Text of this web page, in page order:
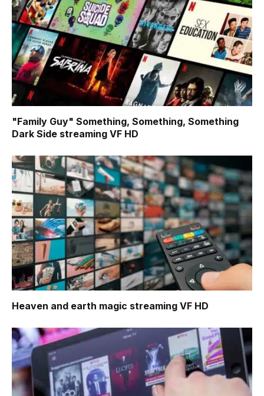
"Family Guy" Something, Something, Something
Dark Side streaming VF HD
Heaven and earth magic streaming VF HD